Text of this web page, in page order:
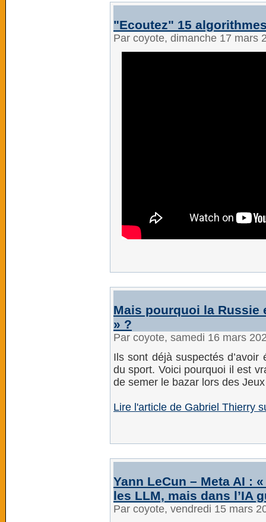
"Ecoutez" 15
Par coyote, dimanche 17 mars
Mais pourquoi la Russie
» ?
Par coyote, samedi 16 mars
Ils sont déjà suspectés
du sport. Voici pourquoi il est
de semer le bazar lors des
Lire l'article de Gabriel Thierry
Yann LeCun – Meta AI :
les LLM, mais dans l’IA
Par coyote, vendredi 15 mars